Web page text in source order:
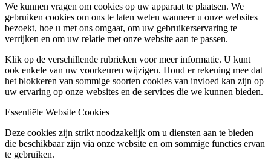
We kunnen vragen om cookies op uw apparaat te plaatsen. We
gebruiken cookies om ons te laten weten wanneer u onze websites
bezoekt, hoe u met ons omgaat, om uw gebruikerservaring te
verrijken en om uw relatie met onze website aan te passen.
Klik op de verschillende rubrieken voor meer informatie. U kunt
ook enkele van uw voorkeuren wijzigen. Houd er rekening mee dat
het blokkeren van sommige soorten cookies van invloed kan zijn op
uw ervaring op onze websites en de services die we kunnen bieden.
Essentiële Website Cookies
Deze cookies zijn strikt noodzakelijk om u diensten aan te bieden
die beschikbaar zijn via onze website en om sommige functies ervan
te gebruiken.